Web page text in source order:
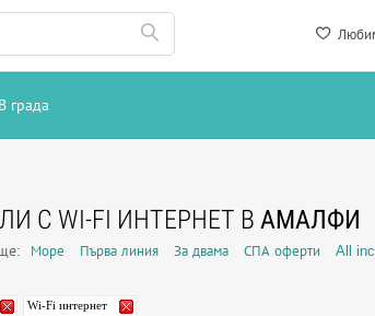
В града
С WI-FI ИНТЕРНЕТ В АМАЛФИ
Море Първа линия За двама СПА оферти All
Wi-Fi интернет